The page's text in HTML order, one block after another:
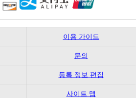
이용 가이드
문의
등록 정보 편집
사이트 맵